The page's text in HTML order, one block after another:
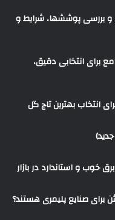
و بررسی پوششها، شرایط و
برای انتخابی دقیق،
انتخاب بهترین تاج گل
و استاندارد در بازار
برای صنایع پلیمری هستند؟